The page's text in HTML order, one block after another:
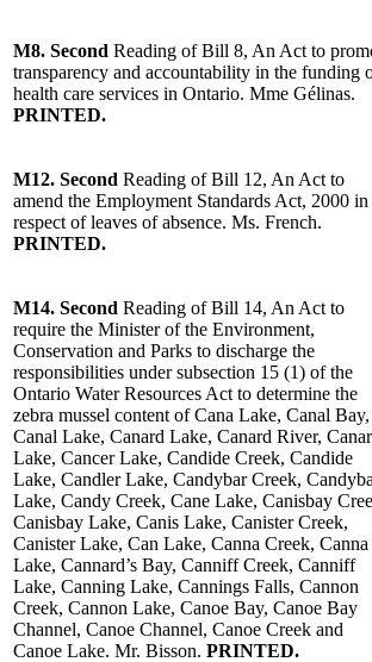
M8. Second Reading of Bill 8, An Act to
transparency and accountability in the funding
health care services in Ontario. Mme Gélinas.
PRINTED.
M12. Second Reading of Bill 12, An Act to
amend the Employment Standards Act, 2000 in
respect of leaves of absence. Ms. French.
PRINTED.
M14. Second Reading of Bill 14, An Act to
require the Minister of the Environment,
Conservation and Parks to discharge the
responsibilities under subsection 15 (1) of the
Ontario Water Resources Act to determine the
zebra mussel content of Cana Lake, Canal Bay,
Canal Lake, Canard Lake, Canard River,
Lake, Cancer Lake, Candide Creek, Candide
Lake, Candler Lake, Candybar Creek,
Lake, Candy Creek, Cane Lake, Canisbay
Canisbay Lake, Canis Lake, Canister Creek,
Canister Lake, Can Lake, Canna Creek, Canna
Lake, Cannard’s Bay, Canniff Creek, Canniff
Lake, Canning Lake, Cannings Falls, Cannon
Creek, Cannon Lake, Canoe Bay, Canoe Bay
Channel, Canoe Channel, Canoe Creek and
Canoe Lake. Mr. Bisson. PRINTED.